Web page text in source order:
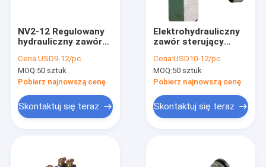
NV2-12 Regulowany
hydrauliczny zawór
przemysłowego
zasilacza
hydraulicznego
Cena:USD9-12/pc
MOQ:50 sztuk
Pobierz najnowszą cenę
Skontaktuj się teraz
Elektrohydrauliczny
zawór sterujący
hydrauliczny zawór
sterujący ciśnieniem
Cena:USD10-12/pc
MOQ:50 sztuk
Pobierz najnowszą cenę
Skontaktuj się teraz